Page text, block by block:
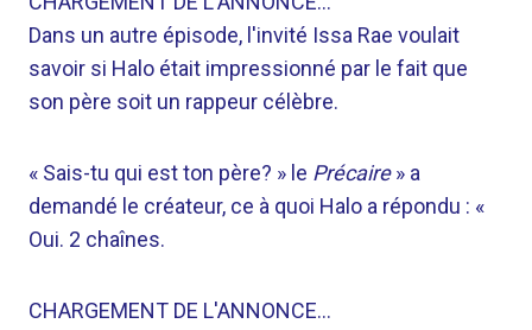
Dans un autre épisode, l'invité Issa Rae voulait
savoir si Halo était impressionné par le fait que
son père soit un rappeur célèbre.
« Sais-tu qui est ton père? » le Précaire» a
demandé le créateur, ce à quoi Halo a répondu : «
Oui. 2 chaînes.
CHARGEMENT DE L'ANNONCE…